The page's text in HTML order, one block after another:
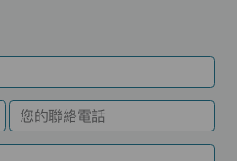
您的聯絡電話